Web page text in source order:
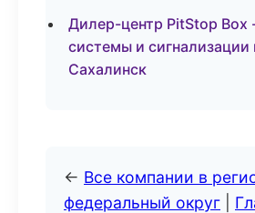
Дилер-центр PitStop Box
системы и
Сахалинск
← Все компании в
федеральный округ